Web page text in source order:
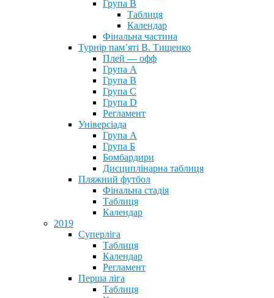
Група В
Таблиця
Календар
Фінальна частина
Турнір пам’яті В. Тищенко
Плей — офф
Група А
Група B
Група С
Група D
Регламент
Універсіада
Група А
Група Б
Бомбардири
Дисциплінарна таблиця
Пляжний футбол
Фінальна стадія
Таблиця
Календар
2019
Суперліга
Таблиця
Календар
Регламент
Перша ліга
Таблиця